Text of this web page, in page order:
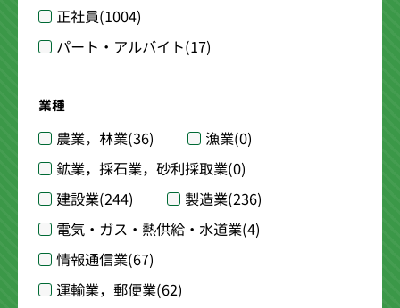
正社員(1004)
パート・アルバイト(17)
業種
農業，林業(36) 漁業(0)
鉱業，採石業，砂利採取業(0)
建設業(244) 製造業(236)
電気・ガス・熱供給・水道業(4)
情報通信業(67)
運輸業，郵便業(62)